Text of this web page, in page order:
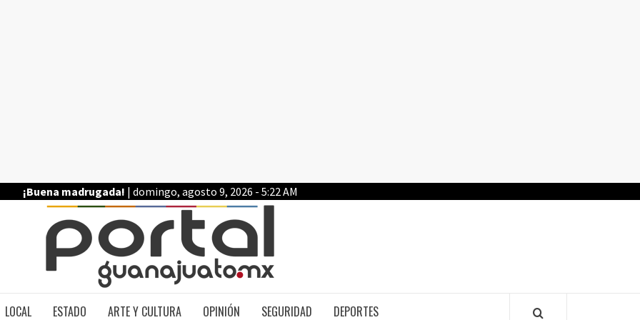
¡Buena madrugada! | domingo, agosto 9, 2026 - 5:22 AM
LOCAL ESTADO ARTE Y CULTURA OPINIÓN SEGURIDAD DEPORTES